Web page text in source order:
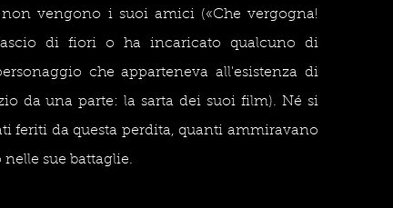
vengono i suoi amici («Che vergogna!
di fiori o ha incaricato qualcuno di
che apparteneva all'esistenza di
da una parte: la sarta dei suoi film). Né si
feriti da questa perdita, quanti ammiravano
sue battaglie.